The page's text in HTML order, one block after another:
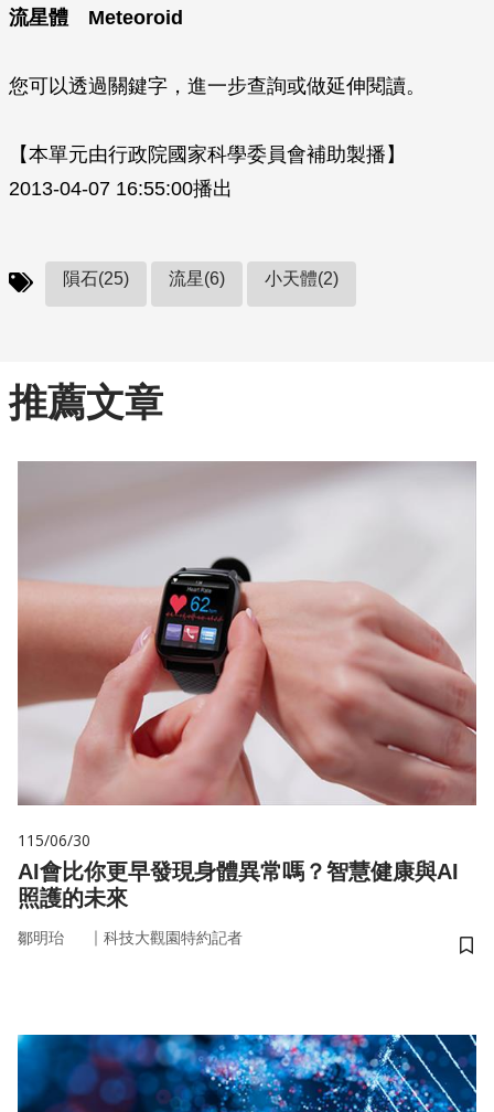
流星體 Meteoroid
您可以透過關鍵字，進一步查詢或做延伸閱讀。
【本單元由行政院國家科學委員會補助製播】
2013-04-07 16:55:00播出
隕石(25) 流星(6) 小天體(2)
推薦文章
115/06/30
AI會比你更早發現身體異常嗎？智慧健康與AI
照護的未來
鄒明珆 ｜ 科技大觀園特約記者
儲